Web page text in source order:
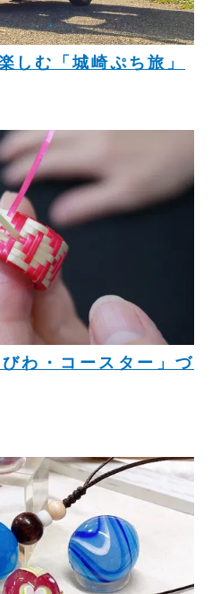
しむ「城崎ぷち旅」
わ・コースター」づ